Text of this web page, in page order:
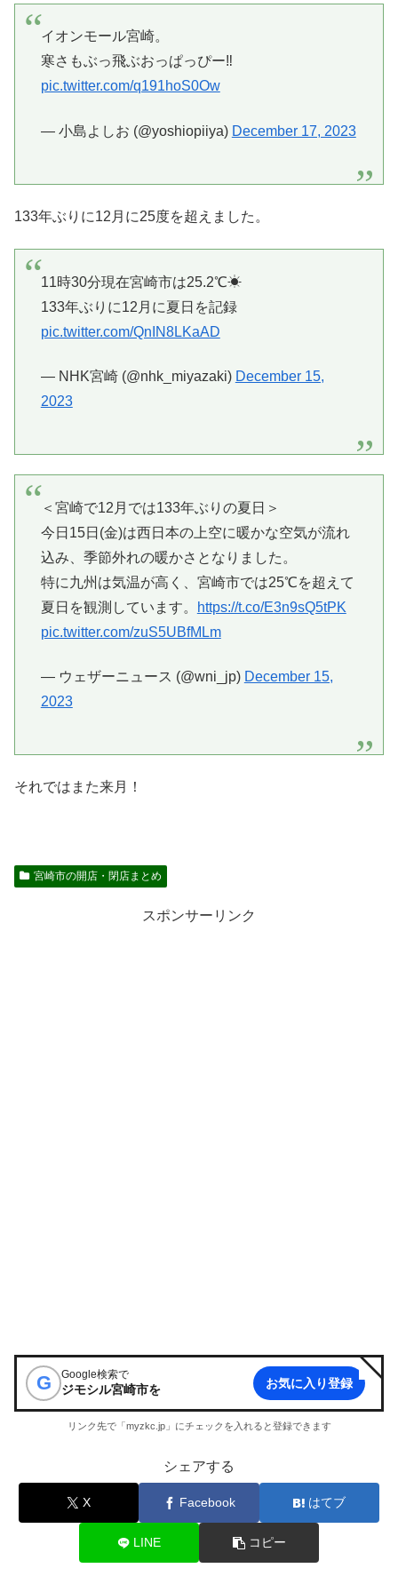
イオンモール宮崎。
寒さもぶっ飛ぶおっぱっぴー‼️
pic.twitter.com/q191hoS0Ow
— 小島よしお (@yoshiopiiya) December 17, 2023
133年ぶりに12月に25度を超えました。
11時30分現在宮崎市は25.2℃☀
133年ぶりに12月に夏日を記録
pic.twitter.com/QnIN8LKaAD
— NHK宮崎 (@nhk_miyazaki) December 15,
2023
＜宮崎で12月では133年ぶりの夏日＞
今日15日(金)は西日本の上空に暖かな空気が流れ
込み、季節外れの暖かさとなりました。
特に九州は気温が高く、宮崎市では25℃を超えて
夏日を観測しています。
https://t.co/E3n9sQ5tPK
pic.twitter.com/zuS5UBfMLm
— ウェザーニュース (@wni_jp) December 15,
2023
それではまた来月！
宮崎市の開店・閉店まとめ
スポンサーリンク
G Google検索で
ジモシル宮崎市を お気に入り登録
リンク先で「myzkc.jp」にチェックを入れると登録できます
シェアする
X Facebook はてブ
LINE コピー